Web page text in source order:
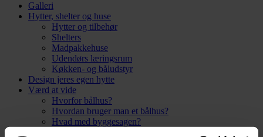
Galleri
Hytter, shelter og huse
Hytter og tilbehør
Shelters
Madpakkehuse
Udendørs læringsrum
Køkken- og båludstyr
Design jeres egen hytte
Værd at vide
Hvorfor bålhus?
Hvordan bruger man et bålhus?
Hvad med byggesagen?